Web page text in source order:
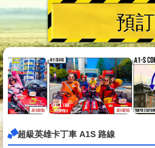
預訂
超級英雄卡丁車 A1S 路線